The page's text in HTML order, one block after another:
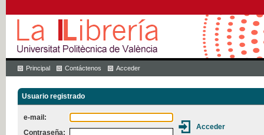
Principal Contáctenos Acceder
Usuario registrado
e-mail:
Contraseña: